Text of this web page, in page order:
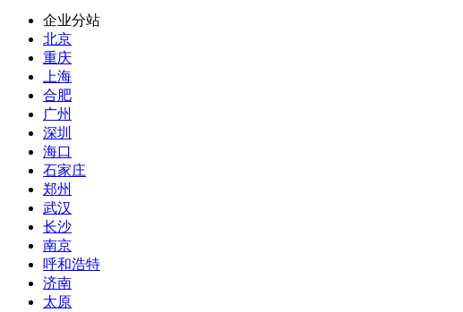
企业分站
北京
重庆
上海
合肥
广州
深圳
海口
石家庄
郑州
武汉
长沙
南京
呼和浩特
济南
太原